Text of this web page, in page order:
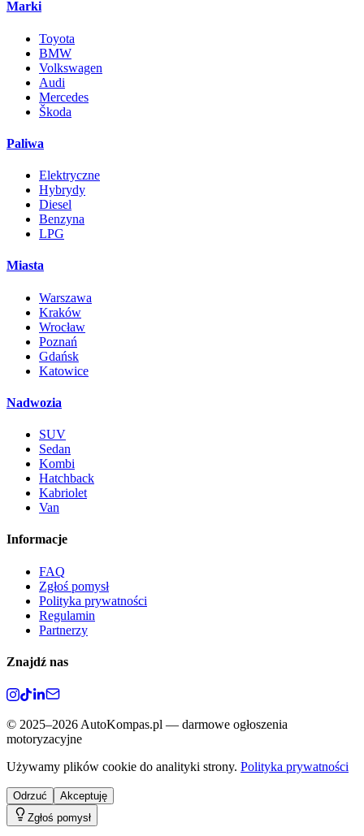
Marki
Toyota
BMW
Volkswagen
Audi
Mercedes
Škoda
Paliwa
Elektryczne
Hybrydy
Diesel
Benzyna
LPG
Miasta
Warszawa
Kraków
Wrocław
Poznań
Gdańsk
Katowice
Nadwozia
SUV
Sedan
Kombi
Hatchback
Kabriolet
Van
Informacje
FAQ
Zgłoś pomysł
Polityka prywatności
Regulamin
Partnerzy
Znajdź nas
© 2025–2026 AutoKompas.pl — darmowe ogłoszenia
motoryzacyjne
Używamy plików cookie do analityki strony. Polityka prywatności
Odrzuć
Akceptuję
Zgłoś pomysł